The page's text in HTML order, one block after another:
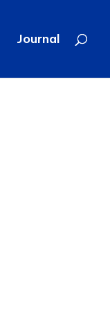
Journal